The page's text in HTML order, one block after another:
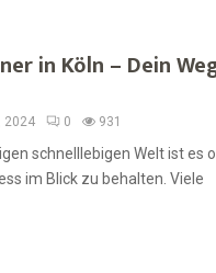
in Köln – Dein
2024 0 931
schnelllebigen Welt ist es
im Blick zu behalten. Viele